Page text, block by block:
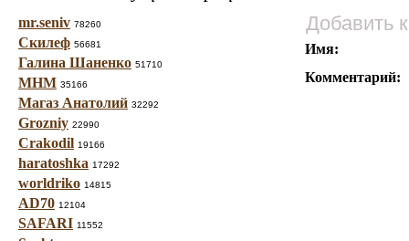
mr.seniv 78260
Скилеф 56681
Галина Шаненко 51710
МНМ 35166
Магаз Анатолий 32292
Grozniy 22990
Crakodil 19166
haratoshka 17292
worldriko 14815
AD70 12104
SAFARI 11552
Добавить
Имя:
Комментарий: